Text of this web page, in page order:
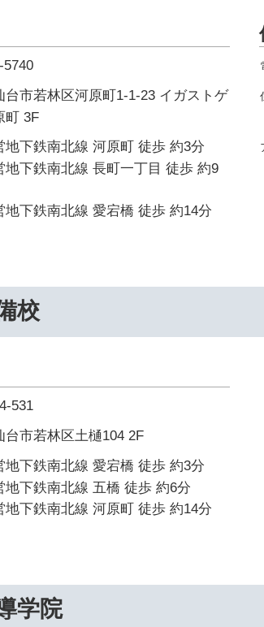
5740
台市若林区河原町1-1-23 イガストゲ
町 3F
地下鉄南北線 河原町 徒歩 約3分
地下鉄南北線 長町一丁目 徒歩 約9
地下鉄南北線 愛宕橋 徒歩 約14分
校
531
台市若林区土樋104 2F
地下鉄南北線 愛宕橋 徒歩 約3分
地下鉄南北線 五橋 徒歩 約6分
地下鉄南北線 河原町 徒歩 約14分
学院